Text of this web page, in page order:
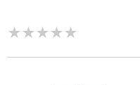
★★★★★
★★★★★